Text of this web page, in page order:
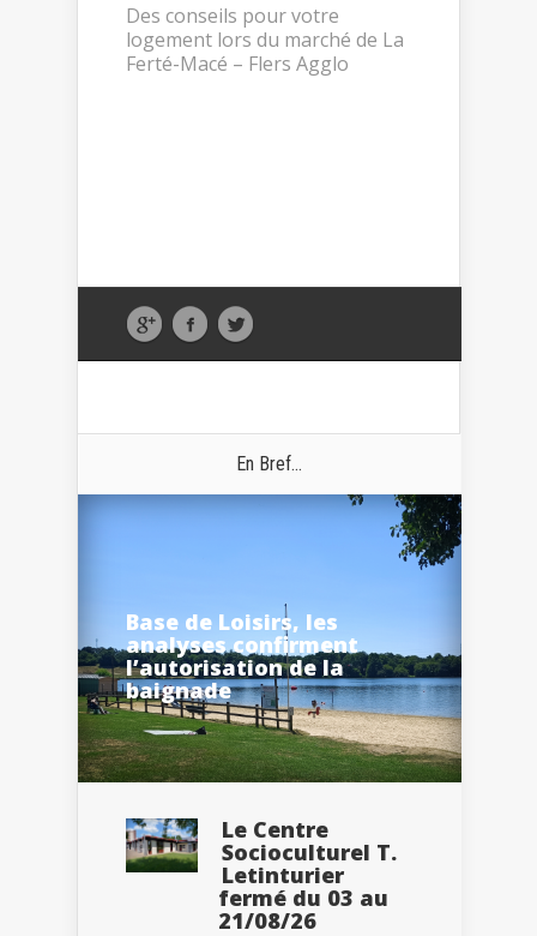
Des conseils pour votre
logement lors du marché de La
Ferté-Macé – Flers Agglo
En Bref...
Base de Loisirs, les
analyses confirment
l’autorisation de la
baignade
Le Centre
Socioculturel T.
Letinturier
fermé du 03 au
21/08/26